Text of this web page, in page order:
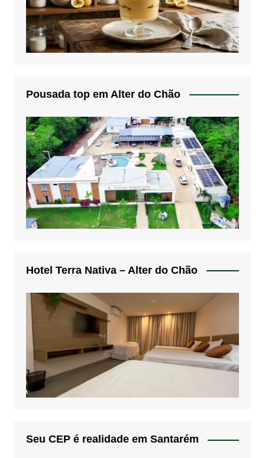
Pousada top em Alter do Chão
Hotel Terra Nativa – Alter do Chão
Seu CEP é realidade em Santarém